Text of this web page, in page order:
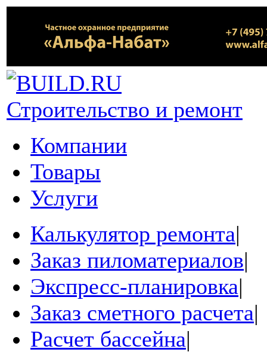
Строительство и ремонт
Компании
Товары
Услуги
Калькулятор ремонта|
Заказ пиломатериалов|
Экспресс-планировка|
Заказ сметного расчета|
Расчет бассейна|